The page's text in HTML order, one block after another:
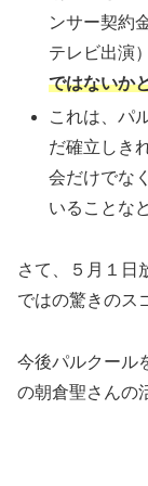
ンサー契約
テレビ出演
ではないか
これは、パ
だ確立しき
会だけでな
いることな
さて、５月１日
ではの驚きのス
今後パルクール
の朝倉聖さんの